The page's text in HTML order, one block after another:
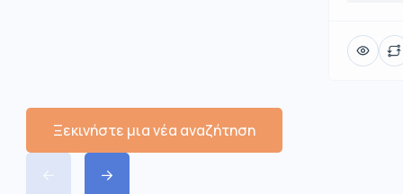
Ξεκινήστε μια νέα αναζήτηση